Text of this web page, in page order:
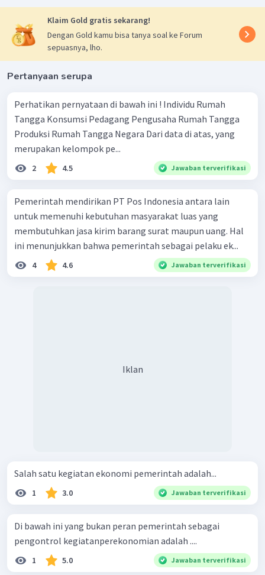
Klaim Gold gratis sekarang!
Dengan Gold kamu bisa tanya soal ke Forum
sepuasnya, lho.
Pertanyaan serupa
Perhatikan pernyataan di bawah ini ! Individu Rumah
Tangga Konsumsi Pedagang Pengusaha Rumah Tangga
Produksi Rumah Tangga Negara Dari data di atas, yang
merupakan kelompok pe...
2 4.5 Jawaban terverifikasi
Pemerintah mendirikan PT Pos Indonesia antara lain
untuk memenuhi kebutuhan masyarakat luas yang
membutuhkan jasa kirim barang surat maupun uang. Hal
ini menunjukkan bahwa pemerintah sebagai pelaku ek...
4 4.6 Jawaban terverifikasi
Iklan
Salah satu kegiatan ekonomi pemerintah adalah...
1 3.0 Jawaban terverifikasi
Di bawah ini yang bukan peran pemerintah sebagai
pengontrol kegiatanperekonomian adalah ....
1 5.0 Jawaban terverifikasi